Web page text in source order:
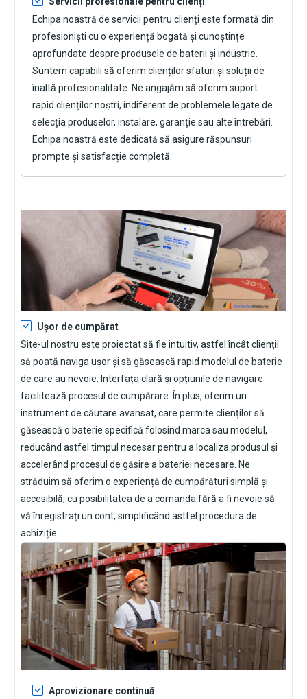
Echipa noastră de servicii pentru clienți este formată din
profesioniști cu o experiență bogată și cunoștințe
aprofundate despre produsele de baterii și industrie.
Suntem capabili să oferim clienților sfaturi și soluții de
înaltă profesionalitate. Ne angajăm să oferim suport
rapid clienților noștri, indiferent de problemele legate de
selecția produselor, instalare, garanție sau alte întrebări.
Echipa noastră este dedicată să asigure răspunsuri
prompte și satisfacție completă.
Ușor de cumpărat
Site-ul nostru este proiectat să fie intuitiv, astfel încât clienții
să poată naviga ușor și să găsească rapid modelul de baterie
de care au nevoie. Interfața clară și opțiunile de navigare
facilitează procesul de cumpărare. În plus, oferim un
instrument de căutare avansat, care permite clienților să
găsească o baterie specifică folosind marca sau modelul,
reducând astfel timpul necesar pentru a localiza produsul și
accelerând procesul de găsire a bateriei necesare. Ne
străduim să oferim o experiență de cumpărături simplă și
accesibilă, cu posibilitatea de a comanda fără a fi nevoie să
vă înregistrați un cont, simplificând astfel procedura de
achiziție.
Aprovizionare continuă